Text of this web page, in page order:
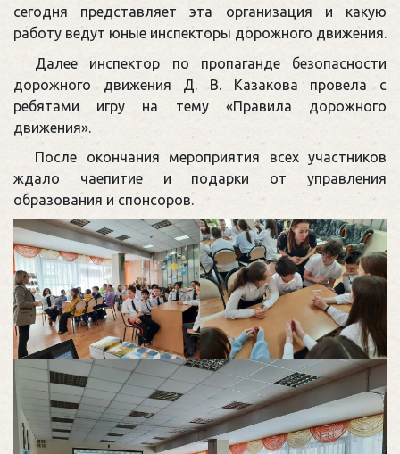
сегодня представляет эта организация и какую
работу ведут юные инспекторы дорожного движения.
Далее инспектор по пропаганде безопасности
дорожного движения Д. В. Казакова провела с
ребятами игру на тему «Правила дорожного
движения».
После окончания мероприятия всех участников
ждало чаепитие и подарки от управления
образования и спонсоров.